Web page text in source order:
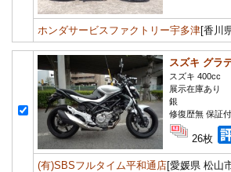
ホンダサービスファクトリー宇多津[香川
スズキ グラ
スズキ 400cc
展示在庫あり
銀
修復歴無 保証
26枚
(有)SBSフルタイム平和通店[愛媛県 松山